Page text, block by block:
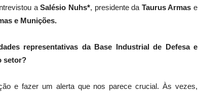
a Salésio Nuhs*, presidente da Taurus Armas e
e Munições.
representativas da Base Industrial de Defesa e
setor?
e fazer um alerta que nos parece crucial. Às vezes,